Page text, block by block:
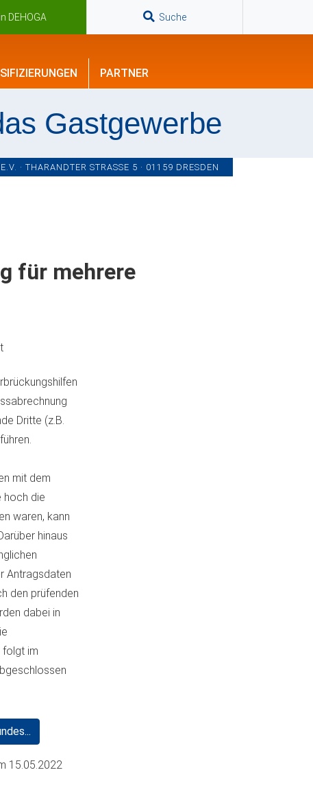
DEHOGA Suche
PARTNER
Gastgewerbe
· THARANDTER STRASSE 5 · 01159 DRESDEN
für mehrere
Dritte (z.B.
mit dem
hoch die
waren, kann
hinaus
Antragsdaten
den prüfenden
dabei in
folgt im
15.05.2022